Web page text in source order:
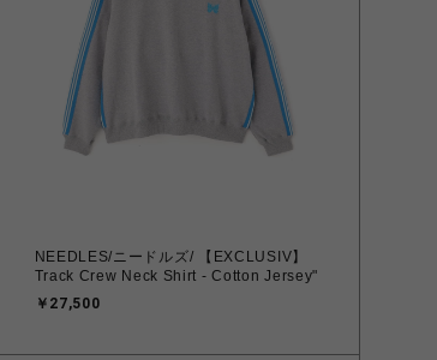
NEEDLES/ニードルズ/ 【EXCLUSIV】
Track Crew Neck Shirt - Cotton Jersey"
￥27,500